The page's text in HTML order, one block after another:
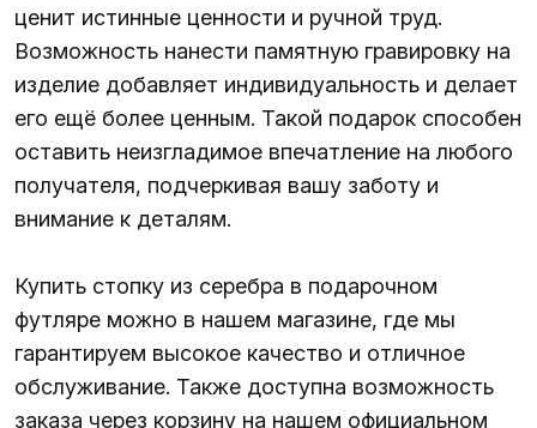
ценит истинные ценности и ручной труд.
Возможность нанести памятную гравировку на
изделие добавляет индивидуальность и делает
его ещё более ценным. Такой подарок способен
оставить неизгладимое впечатление на любого
получателя, подчеркивая вашу заботу и
внимание к деталям.
Купить стопку из серебра в подарочном
футляре можно в нашем магазине, где мы
гарантируем высокое качество и отличное
обслуживание. Также доступна возможность
заказа через корзину на нашем официальном